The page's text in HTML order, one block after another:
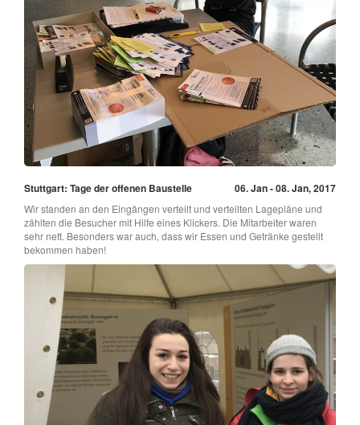
Stuttgart: Tage der offenen Baustelle 06. Jan - 08. Jan, 2017
Wir standen an den Eingängen verteilt und verteilten Lagepläne und
zählten die Besucher mit Hilfe eines Klickers. Die Mitarbeiter waren
sehr nett. Besonders war auch, dass wir Essen und Getränke gestellt
bekommen haben!